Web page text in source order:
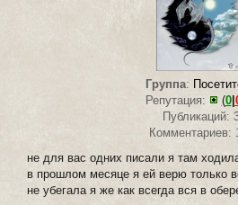
Группа:
Репутация:
(0|
Публикаций:
Комментариев:
не для вас одних писали я там
в прошлом месяце я ей верю только
не убегала я же как всегда вся в